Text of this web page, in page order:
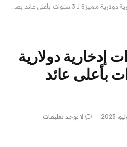
3 سنوات بأعلى عائد يصرف مقدماً
إدخارية دولارية
3 سنوات بأعلى عائد
لا توجد تعليقات